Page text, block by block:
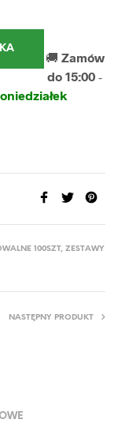
🚚 Zamów
do 15:00 -
100SZT, ZESTAWY
NASTĘPNY PRODUKT